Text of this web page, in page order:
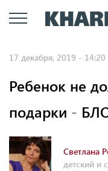
17 декабря, 2019 - 14:20
Ребенок не
подарки -
Светлана
детский и